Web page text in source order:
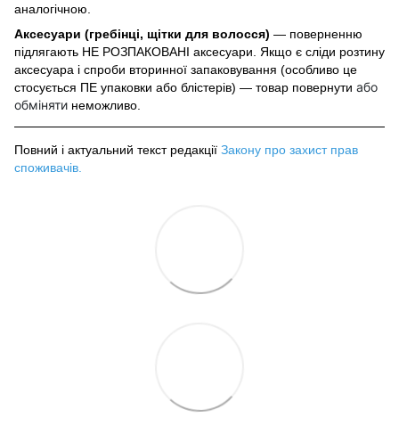
аналогічною.
Аксесуари (гребінці, щітки для волосся) — поверненню
підлягають НЕ РОЗПАКОВАНІ аксесуари. Якщо є сліди розтину
аксесуара і спроби вторинної запаковування (особливо це
стосується ПЕ упаковки або блістерів) — товар повернути або
обміняти неможливо.
Повний і актуальний текст редакції Закону про захист прав
споживачів.